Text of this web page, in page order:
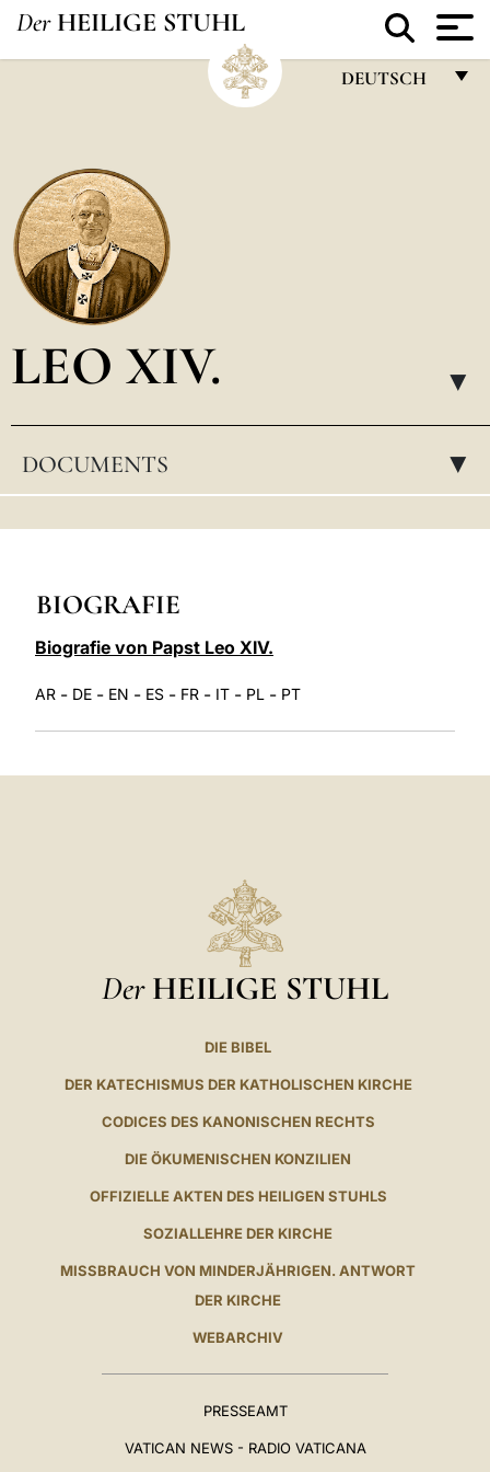
Der HEILIGE STUHL
DEUTSCH
العربيّة
LEO XIV. ▸
DOCUMENTS ▸
BIOGRAFIE
Biografie von Papst Leo XIV.
AR - DE - EN - ES - FR - IT - PL - PT
Der HEILIGE STUHL
DIE BIBEL
DER KATECHISMUS DER KATHOLISCHEN KIRCHE
CODICES DES KANONISCHEN RECHTS
DIE ÖKUMENISCHEN KONZILIEN
OFFIZIELLE AKTEN DES HEILIGEN STUHLS
SOZIALLEHRE DER KIRCHE
MISSBRAUCH VON MINDERJÄHRIGEN. ANTWORT
DER KIRCHE
WEBARCHIV
PRESSEAMT
VATICAN NEWS - RADIO VATICANA